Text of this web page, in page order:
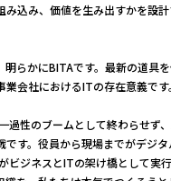
み込み、価値を生み出すかを設
らかにBITAです。最新の道具
業会社におけるITの存在意義です
過性のブームとして終わらせず
す。役員から現場までがデジ
ビジネスとITの架け橋として実